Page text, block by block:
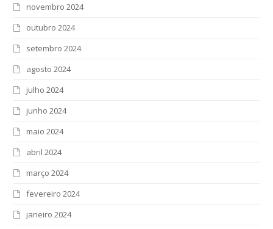
novembro 2024
outubro 2024
setembro 2024
agosto 2024
julho 2024
junho 2024
maio 2024
abril 2024
março 2024
fevereiro 2024
janeiro 2024